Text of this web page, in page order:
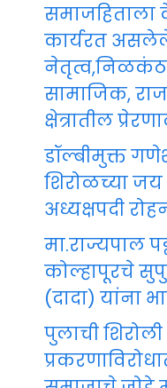
समाजहिताला
कार्यरत
नेतृत्व,निळकंठ
सामाजिक,
क्षेत्रातील
डॉल्बीमुक्त
शिरोळच्या
अध्यक्षपदी
मा.राज्यपाल
कोल्हापूरचे
(दादा) यांना
पुलाची